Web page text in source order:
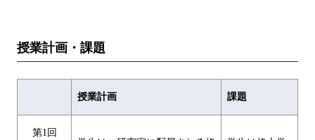
授業計画・課題
授業計画 課題
第1回